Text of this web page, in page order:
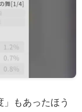
もあったほう